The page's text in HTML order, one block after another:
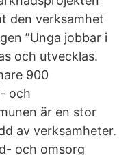
den verksamhet
”Unga jobbar i
och utvecklas.
900
och
är en stor
av verksamheter.
och omsorg